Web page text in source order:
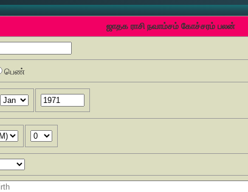
ஜாதக ராசி நவாம்சம் கோச்சரம் பலன்
பெண்